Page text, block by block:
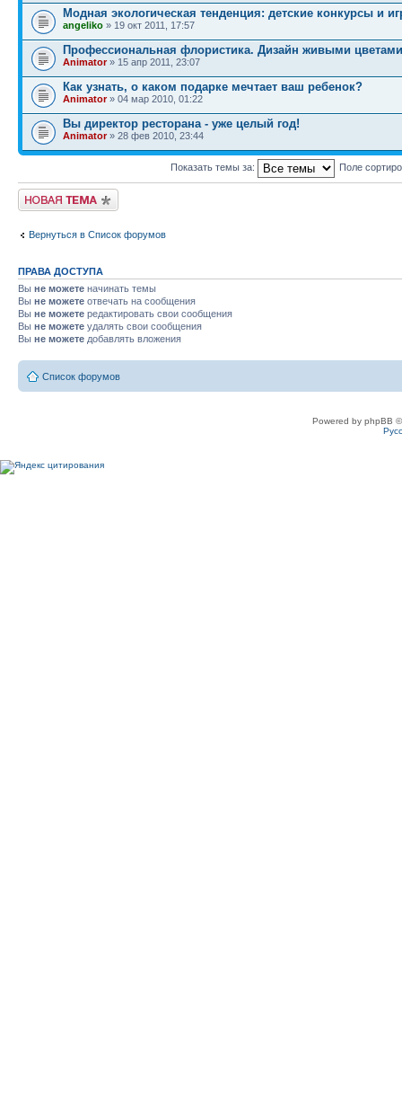
Модная экологическая тенденция: детские конкурсы и
angeliko » 19 окт 2011, 17:57
Профессиональная флористика. Дизайн живыми
Animator» 15 апр 2011, 23:07
Как узнать, о каком подарке мечтает ваш ребенок?
Animator» 04 мар 2010, 01:22
Вы директор ресторана - уже целый год!
Animator» 28 фев 2010, 23:44
Показать темы за: Поле
Новая тема
Вернуться в Список форумов
ПРАВА ДОСТУПА
Вы не можете начинать темы
Вы не можете отвечать на сообщения
Вы не можете редактировать свои сообщения
Вы не можете удалять свои сообщения
Вы не можете добавлять вложения
Список форумов
Powered by phpBB